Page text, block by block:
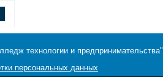
технологии и предпринимательства"
персональных данных